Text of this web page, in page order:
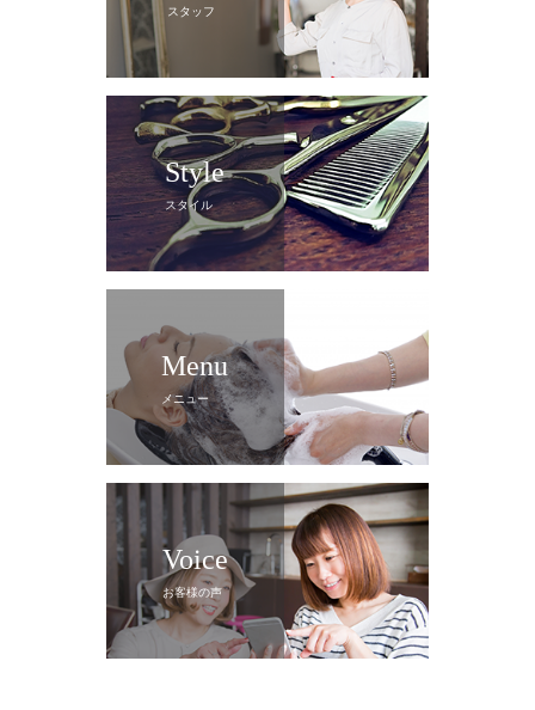
スタッフ
Style
スタイル
Menu
メニュー
Voice
お客様の声